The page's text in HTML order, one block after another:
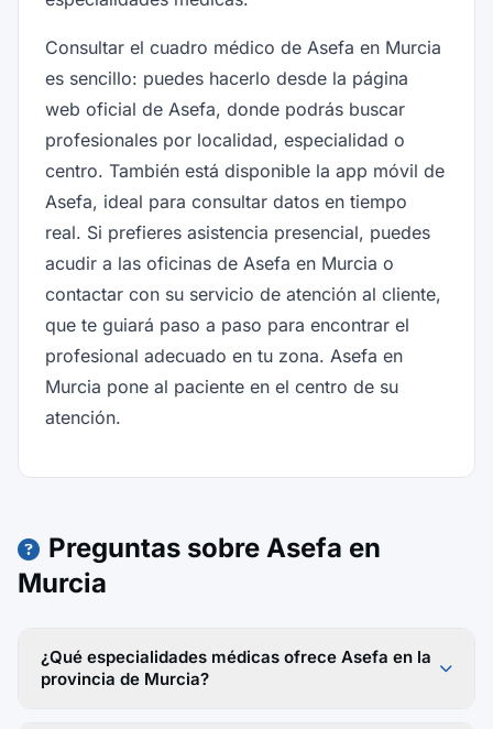
Consultar el cuadro médico de Asefa en Murcia
es sencillo: puedes hacerlo desde la página
web oficial de Asefa, donde podrás buscar
profesionales por localidad, especialidad o
centro. También está disponible la app móvil de
Asefa, ideal para consultar datos en tiempo
real. Si prefieres asistencia presencial, puedes
acudir a las oficinas de Asefa en Murcia o
contactar con su servicio de atención al cliente,
que te guiará paso a paso para encontrar el
profesional adecuado en tu zona. Asefa en
Murcia pone al paciente en el centro de su
atención.
Preguntas sobre Asefa en
Murcia
¿Qué especialidades médicas ofrece Asefa en la
provincia de Murcia?